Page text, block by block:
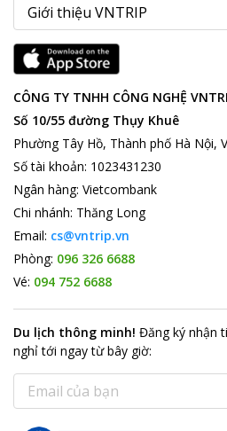
CÔNG TY TNHH CÔNG NGHỆ
Số 10/55 đường Thụy Khuê
Phường Tây Hồ, Thành phố Hà Nội,
Số tài khoản: 1023431230
Ngân hàng: Vietcombank
Chi nhánh: Thăng Long
Email: cs@vntrip.vn
Phòng: 096 326 6688
Vé: 094 752 6688
Du lịch thông minh! Đăng ký nhận
nghỉ tới ngay từ bây giờ: